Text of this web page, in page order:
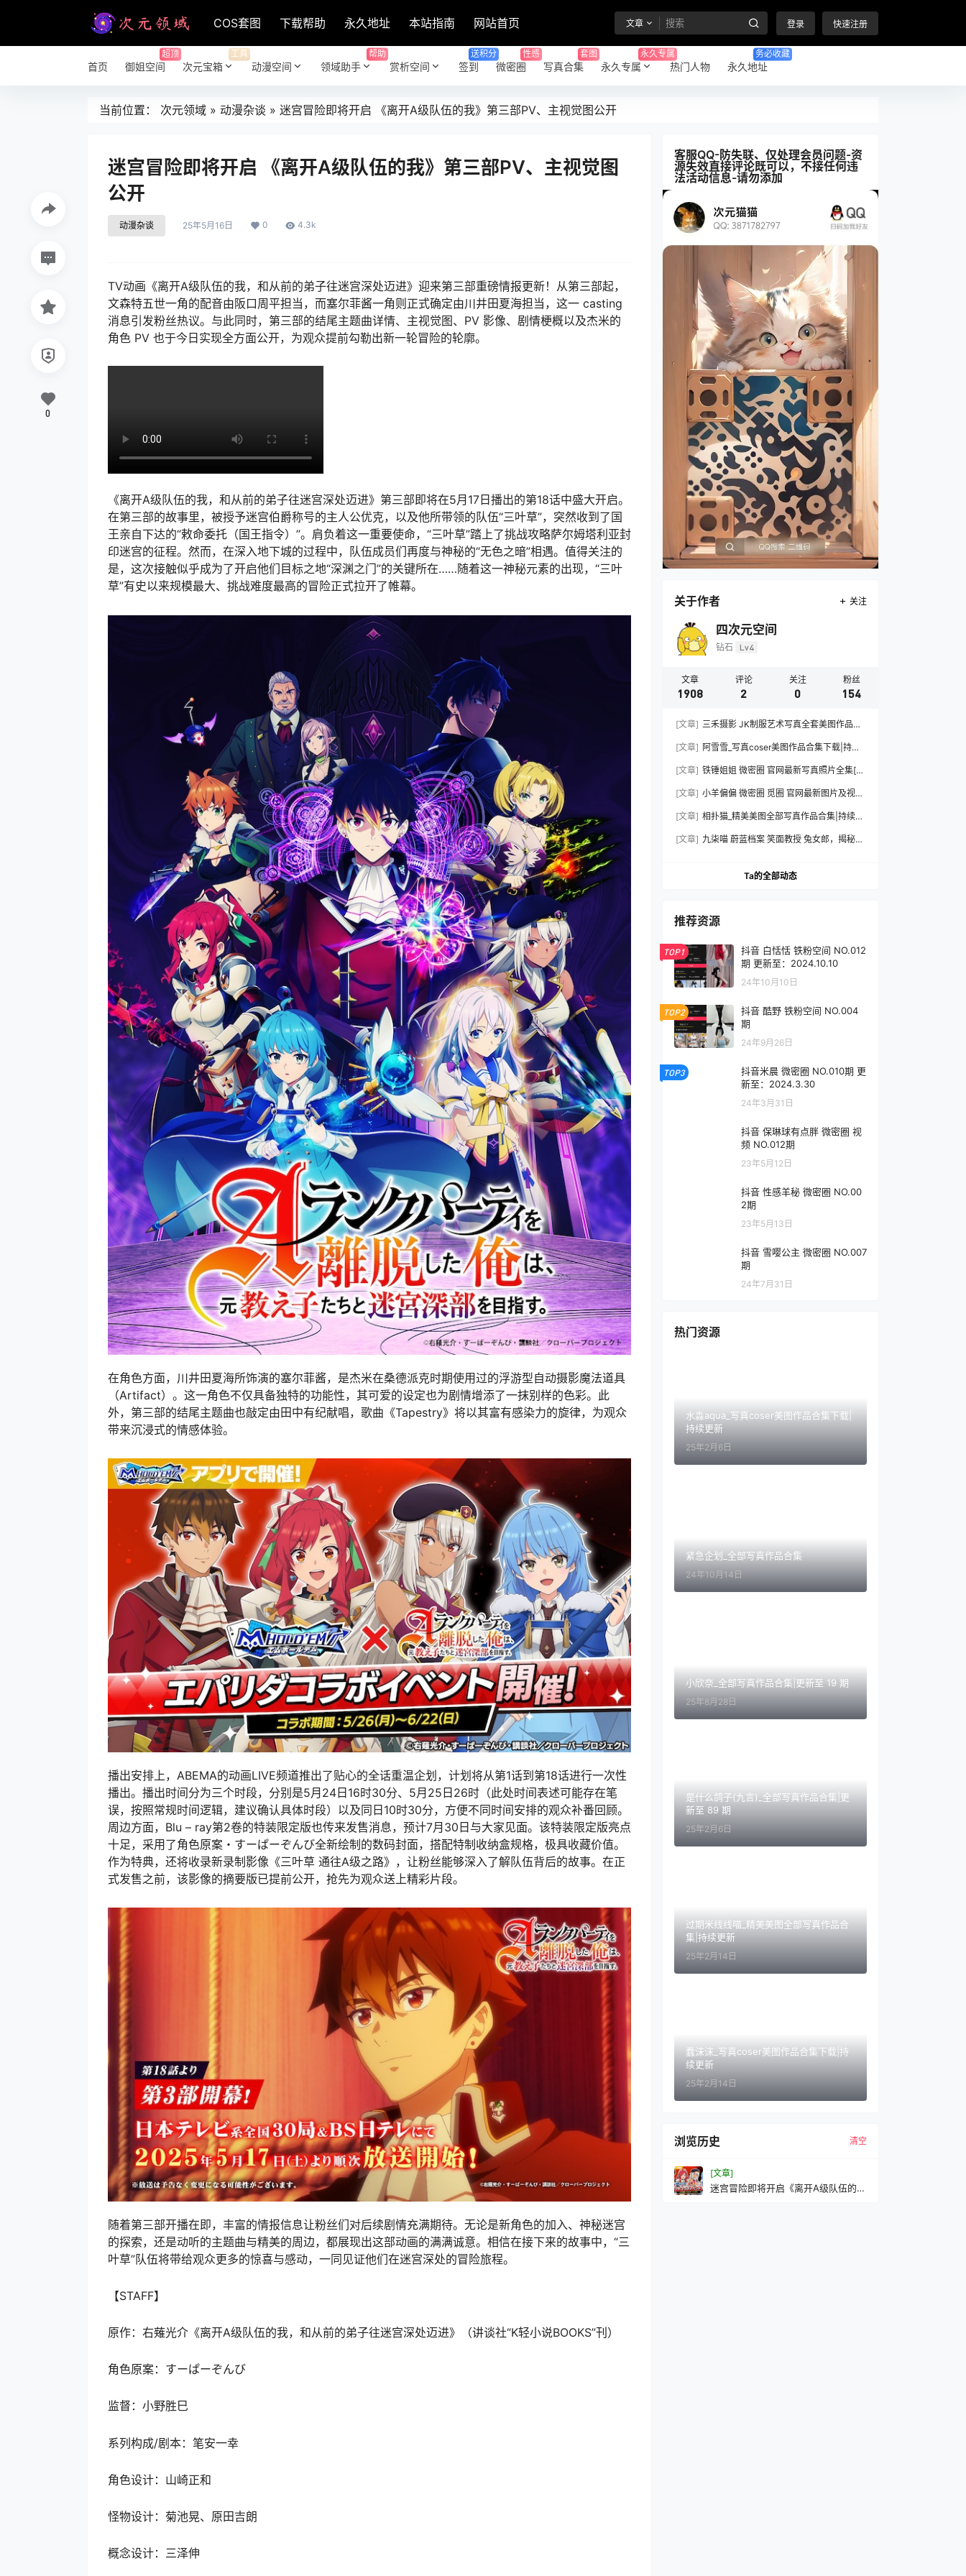
COS套图 下载帮助 永久地址 本站指南 网站首页 文章 登录 快速注册
首页 御姐空间
超顶
次元宝箱
工具
动漫空间 领域助手
帮助
赏析空间 签到
送积分
微密圈
性感
写真合集
套图
永久专属
永久专属
热门人物 永久地址
务必收藏
当前位置： 次元领域 » 动漫杂谈 » 迷宫冒险即将开启 《离开A级队伍的我》第三部PV、主视觉图公开
迷宫冒险即将开启 《离开A级队伍的我》第三部PV、主视觉图
公开
动漫杂谈 25年5月16日 0 4.3k
TV动画《离开A级队伍的我，和从前的弟子往迷宫深处迈进》迎来第三部重磅情报更新！从第三部起，
文森特五世一角的配音由阪口周平担当，而塞尔菲酱一角则正式确定由川井田夏海担当，这一 casting
消息引发粉丝热议。与此同时，第三部的结尾主题曲详情、主视觉图、PV 影像、剧情梗概以及杰米的
角色 PV 也于今日实现全方面公开，为观众提前勾勒出新一轮冒险的轮廓。
《离开A级队伍的我，和从前的弟子往迷宫深处迈进》第三部即将在5月17日播出的第18话中盛大开启。
在第三部的故事里，被授予迷宫伯爵称号的主人公优克，以及他所带领的队伍“三叶草”，突然收到了国
王亲自下达的“敕命委托（国王指令）”。肩负着这一重要使命，“三叶草”踏上了挑战攻略萨尔姆塔利亚封
印迷宫的征程。然而，在深入地下城的过程中，队伍成员们再度与神秘的“无色之暗”相遇。值得关注的
是，这次接触似乎成为了开启他们目标之地“深渊之门”的关键所在……随着这一神秘元素的出现，“三叶
草”有史以来规模最大、挑战难度最高的冒险正式拉开了帷幕。
在角色方面，川井田夏海所饰演的塞尔菲酱，是杰米在桑德派克时期使用过的浮游型自动摄影魔法道具
（Artifact）。这一角色不仅具备独特的功能性，其可爱的设定也为剧情增添了一抹别样的色彩。此
外，第三部的结尾主题曲也敲定由田中有纪献唱，歌曲《Tapestry》将以其富有感染力的旋律，为观众
带来沉浸式的情感体验。
播出安排上，ABEMA的动画LIVE频道推出了贴心的全话重温企划，计划将从第1话到第18话进行一次性
播出。播出时间分为三个时段，分别是5月24日16时30分、5月25日26时（此处时间表述可能存在笔
误，按照常规时间逻辑，建议确认具体时段）以及同日10时30分，方便不同时间安排的观众补番回顾。
周边方面，Blu – ray第2卷的特装限定版也传来发售消息，预计7月30日与大家见面。该特装限定版亮点
十足，采用了角色原案・すーぱーぞんび全新绘制的数码封面，搭配特制收纳盒规格，极具收藏价值。
作为特典，还将收录新录制影像《三叶草 通往A级之路》，让粉丝能够深入了解队伍背后的故事。在正
式发售之前，该影像的摘要版已提前公开，抢先为观众送上精彩片段。
随着第三部开播在即，丰富的情报信息让粉丝们对后续剧情充满期待。无论是新角色的加入、神秘迷宫
的探索，还是动听的主题曲与精美的周边，都展现出这部动画的满满诚意。相信在接下来的故事中，“三
叶草”队伍将带给观众更多的惊喜与感动，一同见证他们在迷宫深处的冒险旅程。
【STAFF】
原作：右薙光介《离开A级队伍的我，和从前的弟子往迷宫深处迈进》（讲谈社“K轻小说BOOKS”刊）
角色原案：すーぱーぞんび
监督：小野胜巳
系列构成/剧本：笔安一幸
角色设计：山崎正和
怪物设计：菊池晃、原田吉朗
概念设计：三泽伸
0
客服QQ-防失联、仅处理会员问题-资
源失效直接评论既可以，不接任何违
法活动信息-请勿添加
关于作者 关注
四次元空间
钻石 Lv4
文章
1908
评论
2
关注
0
粉丝
154
[文章] 三禾摄影 JK制服艺术写真全套美图作品合
[文章] 阿雪雪_写真coser美图作品合集下载|持续
[文章] 铁锤姐姐 微密圈 官网最新写真照片全集[持
[文章] 小羊偏偏 微密圈 觅圈 官网最新图片及视频
[文章] 相扑猫_精美美图全部写真作品合集|持续更
[文章] 九柒喵 蔚蓝档案 笑面教授 兔女郎，揭秘摄
Ta的全部动态
推荐资源
TOP1
抖音 白恬恬 铁粉空间 NO.012
期 更新至：2024.10.10
24年10月10日
TOP2
抖音 酷野 铁粉空间 NO.004
期
24年9月26日
TOP3
抖音米晨 微密圈 NO.010期 更
新至：2024.3.30
24年3月31日
抖音 保琳球有点胖 微密圈 视
频 NO.012期
23年5月12日
抖音 性感羊秘 微密圈 NO.00
2期
23年5月13日
抖音 雪嘤公主 微密圈 NO.007
期
24年7月31日
热门资源
水淼aqua_写真coser美图作品合集下载|
持续更新
25年2月6日
紧急企划_全部写真作品合集
24年10月14日
小欣奈_全部写真作品合集|更新至 19 期
25年8月28日
是什么鸽子(九言)_全部写真作品合集|更
新至 89 期
25年2月6日
过期米线线喵_精美美图全部写真作品合
集|持续更新
25年2月14日
蠢沫沫_写真coser美图作品合集下载|持
续更新
25年2月14日
浏览历史 清空
[文章]
迷宫冒险即将开启《离开A级队伍的